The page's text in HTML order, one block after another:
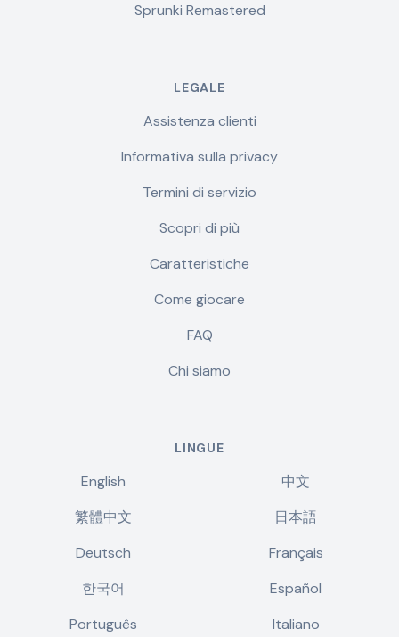
Sprunki Remastered
LEGALE
Assistenza clienti
Informativa sulla privacy
Termini di servizio
Scopri di più
Caratteristiche
Come giocare
FAQ
Chi siamo
LINGUE
English
中文
繁體中文
日本語
Deutsch
Français
한국어
Español
Português
Italiano